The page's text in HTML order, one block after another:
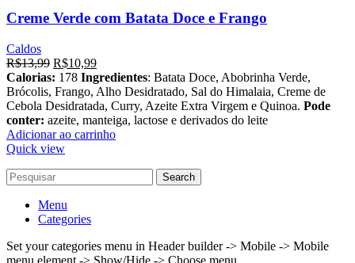
Creme Verde com Batata Doce e Frango
Caldos
R$13,99 O
preço
original
era:
R$13,99.
R$10,99O
preço
atual
é:
R$10,99.
Calorias: 178 Ingredientes: Batata Doce, Abobrinha Verde,
Brócolis, Frango, Alho Desidratado, Sal do Himalaia, Creme de
Cebola Desidratada, Curry, Azeite Extra Virgem e Quinoa. Pode
conter: azeite, manteiga, lactose e derivados do leite
Adicionar ao carrinho
Quick view
Search
Menu
Categories
Set your categories menu in Header builder -> Mobile -> Mobile
menu element -> Show/Hide -> Choose menu